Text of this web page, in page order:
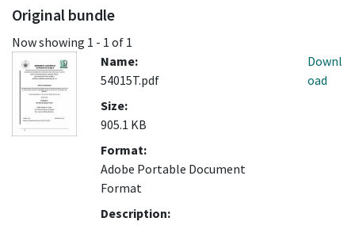
Original bundle
Now showing 1 - 1 of 1
Name:
54015T.pdf
Size:
905.1 KB
Format:
Adobe Portable Document
Format
Description:
Downl
oad